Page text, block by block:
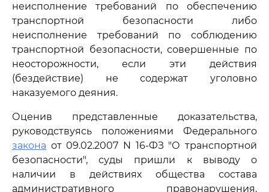
неисполнение требований по обеспечению
транспортной безопасности либо
неисполнение требований по соблюдению
транспортной безопасности, совершенные по
неосторожности, если эти действия
(бездействие) не содержат уголовно
наказуемого деяния.
Оценив представленные доказательства,
руководствуясь положениями Федерального
закона от 09.02.2007 N 16-ФЗ "О транспортной
безопасности", суды пришли к выводу о
наличии в действиях общества состава
административного правонарушения,